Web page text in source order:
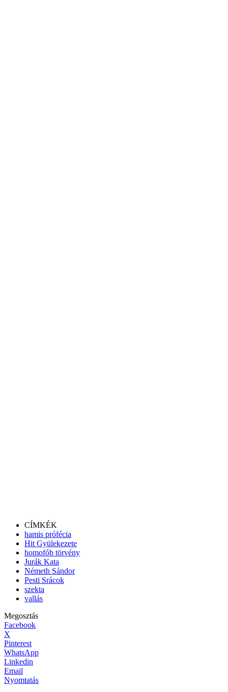
CÍMKÉK
hamis prófécia
Hit Gyülekezete
homofób törvény
Jurák Kata
Németh Sándor
Pesti Srácok
szekta
vallás
Megosztás
Facebook
X
Pinterest
WhatsApp
Linkedin
Email
Nyomtatás